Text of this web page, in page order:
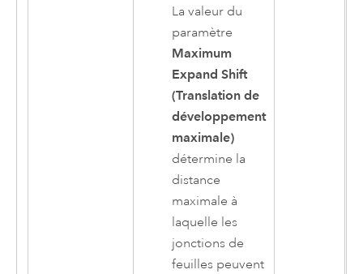
La valeur du
paramètre
Maximum
Expand Shift
(Translation de
développement
maximale)
détermine la
distance
maximale à
laquelle les
jonctions de
feuilles peuvent